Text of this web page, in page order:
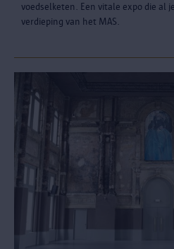
voedselketen. Een vitale expo die al
verdieping van het MAS.